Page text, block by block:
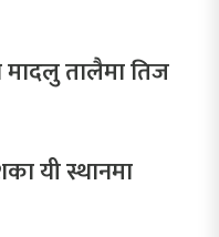
मादलु तालैमा तिज
यी स्थानमा